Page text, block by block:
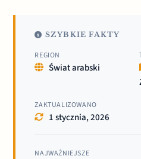
SZYBKIE FAKTY
REGION
Świat arabski
ZAKTUALIZOWANO
1 stycznia, 2026
NAJWAŻNIEJSZE